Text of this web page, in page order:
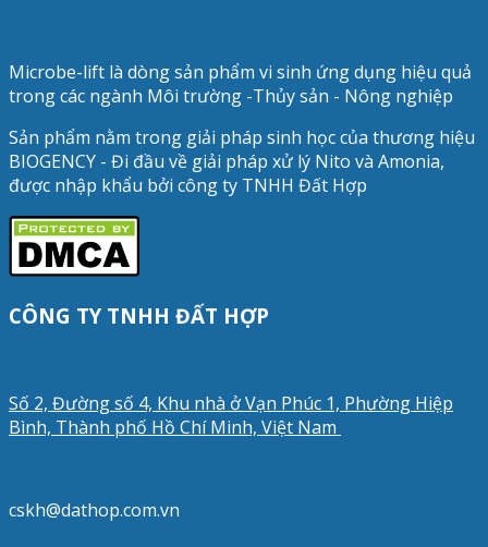
Microbe-lift là dòng sản phẩm vi sinh ứng dụng hiệu quả
trong các ngành Môi trường -Thủy sản - Nông nghiệp
Sản phẩm nằm trong giải pháp sinh học của thương hiệu
BIOGENCY - Đi đầu về giải pháp xử lý Nito và Amonia,
được nhập khẩu bởi công ty TNHH Đất Hợp
CÔNG TY TNHH ĐẤT HỢP
Số 2, Đường số 4, Khu nhà ở Vạn Phúc 1, Phường Hiệp
Bình, Thành phố Hồ Chí Minh, Việt Nam
cskh@dathop.com.vn